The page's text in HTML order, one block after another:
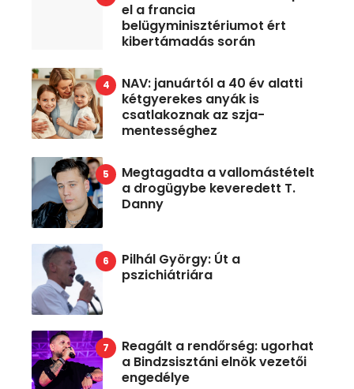
el a francia
belügyminisztériumot ért
kibertámadás során
NAV: januártól a 40 év alatti
kétgyerekes anyák is
csatlakoznak az szja-
mentességhez
Megtagadta a vallomástételt
a drogügybe keveredett T.
Danny
Pilhál György: Út a
pszichiátriára
Reagált a rendőrség: ugorhat
a Bindzsisztáni elnök vezetői
engedélye